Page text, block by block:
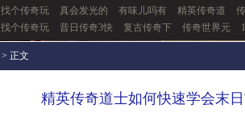
找个传奇玩 真会发光的 有味儿吗有 精英传奇道
找个传奇玩 昔日传奇3快 复古传奇下 传奇世界元
> 正文
精英传奇道士如何快速学会末